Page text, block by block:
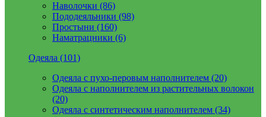
Наволочки (86)
Пододеяльники (98)
Простыни (160)
Наматрацники (6)
Одеяла (101)
Одеяла с пухо-перовым наполнителем (20)
Одеяла с наполнителем из растительных волокон
(20)
Одеяла с синтетическим наполнителем (34)